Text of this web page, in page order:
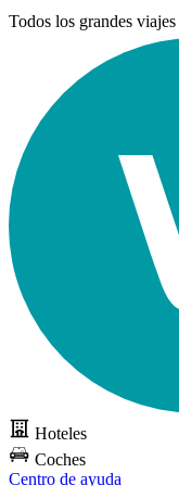
Todos los grandes viajes
Hoteles
Coches
Centro de ayuda